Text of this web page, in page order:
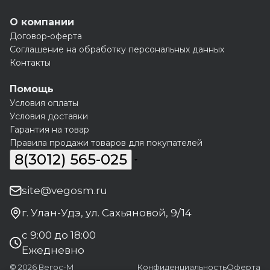
О компании
Договор-оферта
Соглашение на обработку персональных данных
Контакты
Помощь
Условия оплаты
Условия доставки
Гарантия на товар
Правила продажи товаров для покупателей
8(3012) 565-025
site@vegosm.ru
г. Улан-Удэ, ул. Сахьяновой, 9/14
с 9:00 до 18:00
Ежедневно
© 2026 Вегос-М КонфиденциальностьОферта